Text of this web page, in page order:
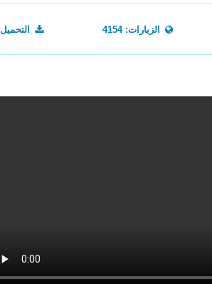
الزيارات: 4154 التحميل: